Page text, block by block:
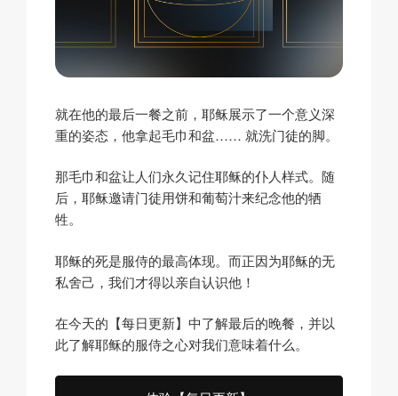
就在他的最后一餐之前，耶稣展示了一个意义深
重的姿态，他拿起毛巾和盆…… 就洗门徒的脚。
那毛巾和盆让人们永久记住耶稣的仆人样式。随
后，耶稣邀请门徒用饼和葡萄汁来纪念他的牺
牲。
耶稣的死是服侍的最高体现。而正因为耶稣的无
私舍己，我们才得以亲自认识他！
在今天的【每日更新】中了解最后的晚餐，并以
此了解耶稣的服侍之心对我们意味着什么。